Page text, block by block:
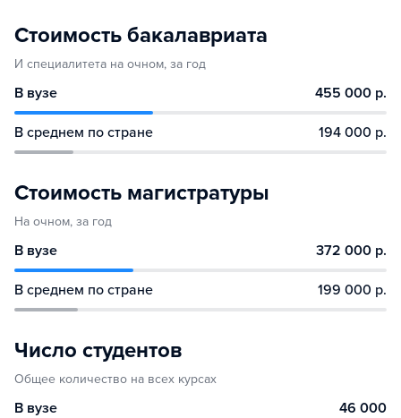
Стоимость бакалавриата
И специалитета на очном, за год
В вузе 455 000 р.
В среднем по стране 194 000 р.
Стоимость магистратуры
На очном, за год
В вузе 372 000 р.
В среднем по стране 199 000 р.
Число студентов
Общее количество на всех курсах
В вузе 46 000